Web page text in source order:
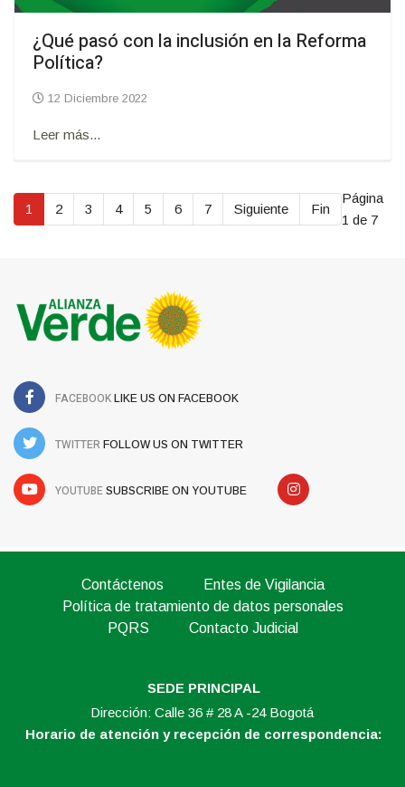
¿Qué pasó con la inclusión en la Reforma
Política?
12 Diciembre 2022
Leer más...
1 2 3 4 5 6 7 Siguiente Fin
Página
1 de 7
FACEBOOK LIKE US ON FACEBOOK
TWITTER FOLLOW US ON TWITTER
YOUTUBE SUBSCRIBE ON YOUTUBE
Contáctenos
Entes de Vigilancia
Política de tratamiento de datos personales
PQRS
Contacto Judicial
SEDE PRINCIPAL
Dirección: Calle 36 # 28 A -24 Bogotá
Horario de atención y recepción de correspondencia: